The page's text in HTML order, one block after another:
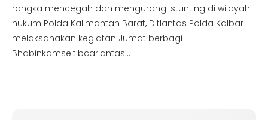
rangka mencegah dan mengurangi stunting di wilayah
hukum Polda Kalimantan Barat, Ditlantas Polda Kalbar
melaksanakan kegiatan Jumat berbagi
Bhabinkamseltibcarlantas…